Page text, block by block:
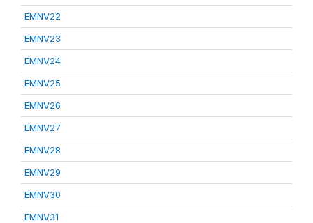
EMNV22
EMNV23
EMNV24
EMNV25
EMNV26
EMNV27
EMNV28
EMNV29
EMNV30
EMNV31